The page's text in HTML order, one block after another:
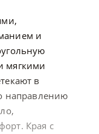
и
мягкими
в
направлению
Края с